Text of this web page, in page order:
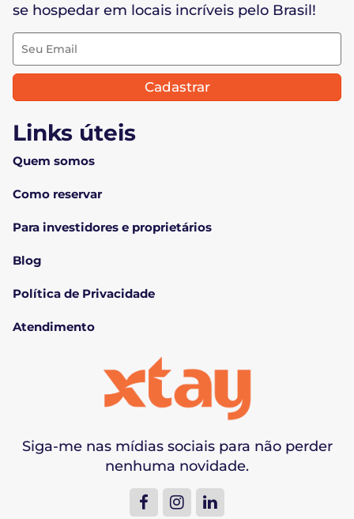
Siga-me nas mídias sociais para não perder
nenhuma novidade.
Links úteis
Quem somos
Como reservar
Para investidores e proprietários
Blog
Política de Privacidade
Atendimento
se hospedar em locais incríveis pelo Brasil!
Cadastrar